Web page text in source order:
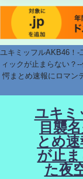
ユキミッフルAKB46！-
ィックが止まらない？
愕まとめ速報にロマン
ユキミ
目襲
とめ
が止
た夜